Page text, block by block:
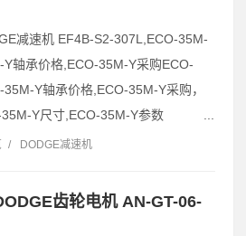
减速机 EF4B-S2-307L,ECO-35M-
轴承价格,ECO-35M-Y采购ECO-
Y轴承价格,ECO-35M-Y采购，
35M-Y尺寸,ECO-35M-Y参数 ...
/ DODGE减速机
齿轮电机 AN-GT-06-